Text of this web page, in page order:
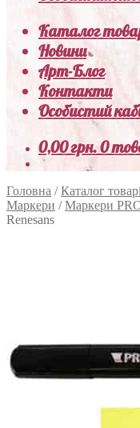
Каталог
Новини
Арт-Блог
Контакти
Особистий
0,00грн.0
Головна /Каталог
Маркери /Маркери
Renesans